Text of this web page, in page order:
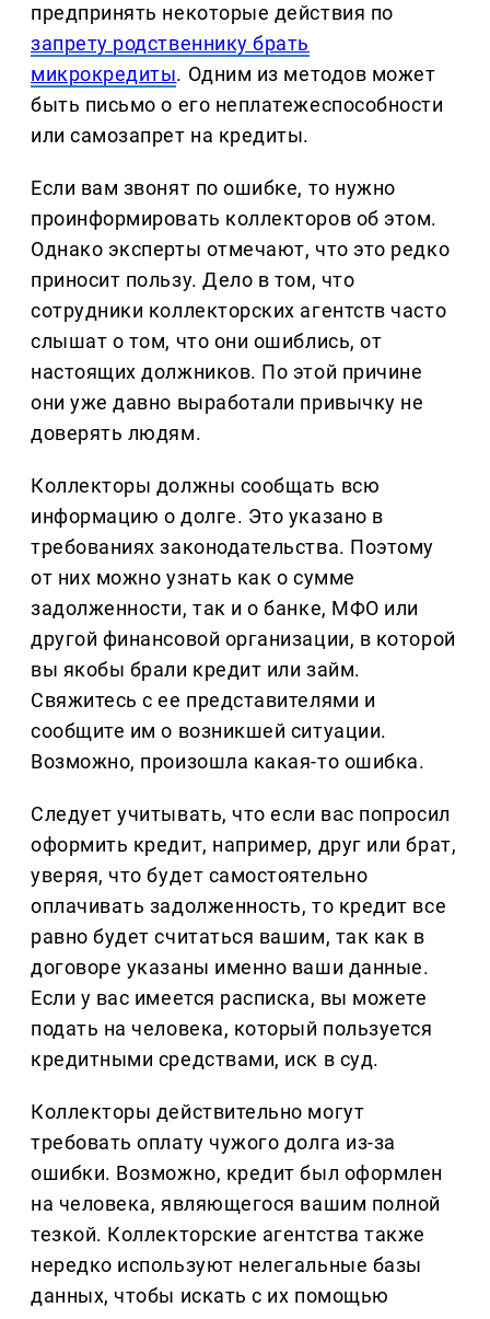
предпринять некоторые действия по
запрету родственнику брать
микрокредиты. Одним из методов может
быть письмо о его неплатежеспособности
или самозапрет на кредиты.
Если вам звонят по ошибке, то нужно
проинформировать коллекторов об этом.
Однако эксперты отмечают, что это редко
приносит пользу. Дело в том, что
сотрудники коллекторских агентств часто
слышат о том, что они ошиблись, от
настоящих должников. По этой причине
они уже давно выработали привычку не
доверять людям.
Коллекторы должны сообщать всю
информацию о долге. Это указано в
требованиях законодательства. Поэтому
от них можно узнать как о сумме
задолженности, так и о банке, МФО или
другой финансовой организации, в которой
вы якобы брали кредит или займ.
Свяжитесь с ее представителями и
сообщите им о возникшей ситуации.
Возможно, произошла какая-то ошибка.
Следует учитывать, что если вас попросил
оформить кредит, например, друг или брат,
уверяя, что будет самостоятельно
оплачивать задолженность, то кредит все
равно будет считаться вашим, так как в
договоре указаны именно ваши данные.
Если у вас имеется расписка, вы можете
подать на человека, который пользуется
кредитными средствами, иск в суд.
Коллекторы действительно могут
требовать оплату чужого долга из-за
ошибки. Возможно, кредит был оформлен
на человека, являющегося вашим полной
тезкой. Коллекторские агентства также
нередко используют нелегальные базы
данных, чтобы искать с их помощью